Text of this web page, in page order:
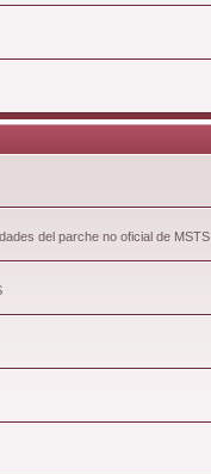
del parche no oficial de MSTS